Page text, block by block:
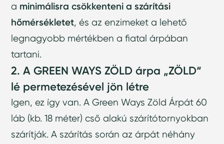
a minimálisra csökkenteni a szárítási
hőmérsékletet, és az enzimeket a lehető
legnagyobb mértékben a fiatal árpában
tartani.
2. A GREEN WAYS ZÖLD árpa „ZÖLD“
lé permetezésével jön létre
Igen, ez így van. A Green Ways Zöld Árpát 60
láb (kb. 18 méter) cső alakú szárítótornyokban
szárítják. A szárítás során az árpát néhány